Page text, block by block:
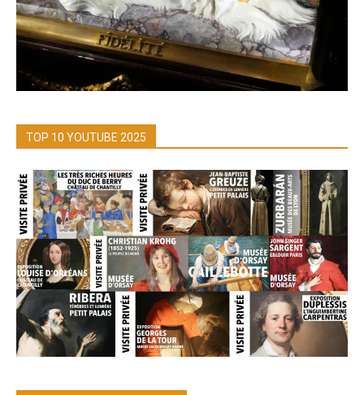
TOP 10 YOUTUBE 2025